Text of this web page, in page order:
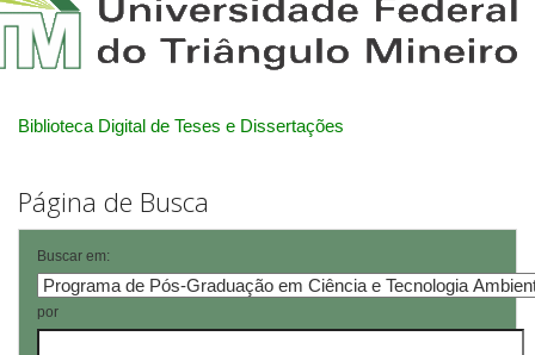
Biblioteca Digital de Teses e Dissertações
Página de Busca
Buscar em:
por